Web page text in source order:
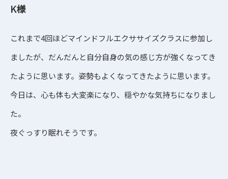
K様
これまで4回ほどマインドフルエクササイズクラスに参加し
ましたが、だんだんと自分自身の気の感じ方が強くなってき
たように思います。姿勢もよくなってきたように思います。
今日は、心も体も大変楽になり、穏やかな気持ちになりまし
た。
夜ぐっすり眠れそうです。